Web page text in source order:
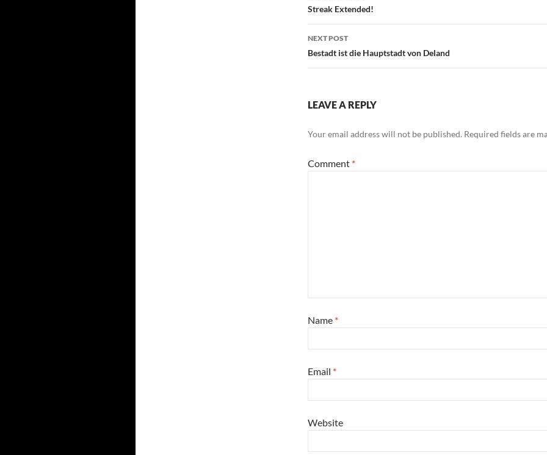
navigation
Streak Extended!
NEXT POST
Bestadt ist die Hauptstadt von Deland
LEAVE A REPLY
Your email address will not be published. Required fields are
Comment *
Name *
Email *
Website